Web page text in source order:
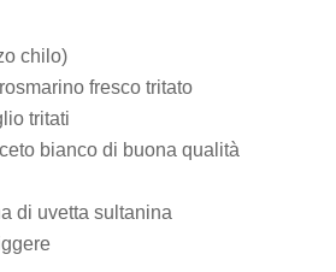
chilo)
fresco tritato
tritati
bianco di buona qualità
di uvetta sultanina